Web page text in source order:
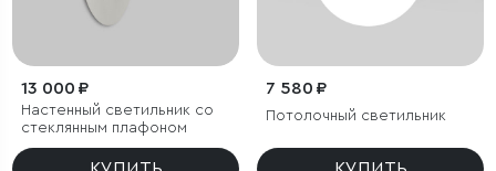
13 000 ₽
Настенный светильник со
стеклянным плафоном
7 580 ₽
Потолочный светильник